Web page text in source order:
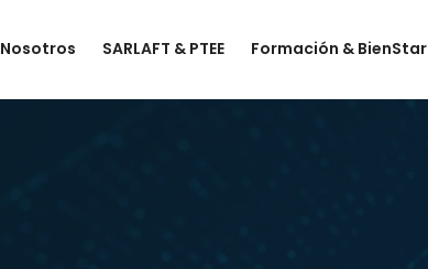
Nosotros SARLAFT & PTEE Formación & BienStar